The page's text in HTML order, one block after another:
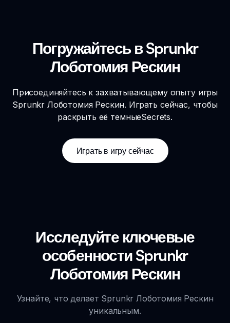
Погружайтесь в Sprunkr
Лоботомия Рескин
Присоединяйтесь к захватывающему опыту игры
Sprunkr Лоботомия Рескин. Играть сейчас, чтобы
раскрыть её темныеSecrets.
Играть в игру сейчас
Исследуйте ключевые
особенности Sprunkr
Лоботомия Рескин
Узнайте, что делает Sprunkr Лоботомия Рескин
уникальным.